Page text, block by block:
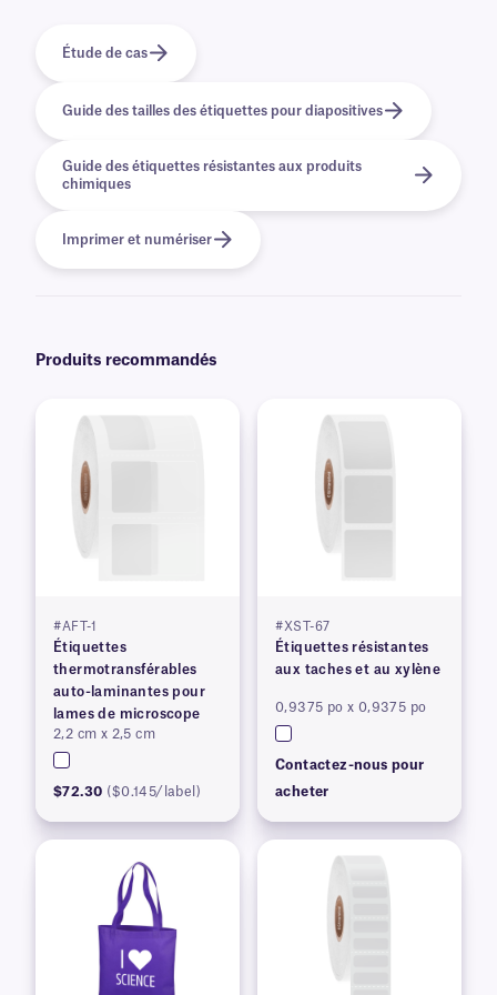
Étude de cas
Guide des tailles des étiquettes pour diapositives
Guide des étiquettes résistantes aux produits
chimiques
Imprimer et numériser
Produits recommandés
#AFT-1
Étiquettes
thermotransférables
auto-laminantes pour
lames de microscope
2,2 cm x 2,5 cm
$72.30 ($0.145/label)
#XST-67
Étiquettes résistantes
aux taches et au xylène
0,9375 po x 0,9375 po
Contactez-nous pour
acheter